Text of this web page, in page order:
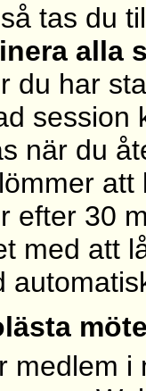
tas du
alla
du har
session
när du
efter 30
med att
medlem i